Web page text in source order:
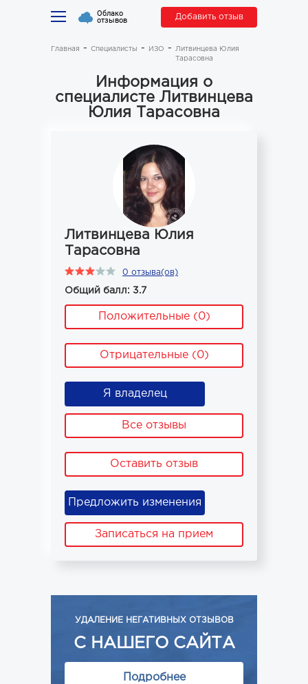
Облако
отзывов Добавить отзыв
Главная Специалисты ИЗО
Литвинцева Юлия
Тарасовна
Информация о
специалисте Литвинцева
Юлия Тарасовна
Литвинцева Юлия
Тарасовна
0 отзыва(ов)
Общий балл: 3.7
Положительные (0)
Отрицательные (0)
Я владелец
Все отзывы
Оставить отзыв
Предложить изменения
Записаться на прием
УДАЛЕНИЕ НЕГАТИВНЫХ ОТЗЫВОВ
С НАШЕГО САЙТА
Подробнее